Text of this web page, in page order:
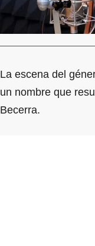
La escena del
un nombre que
Becerra.